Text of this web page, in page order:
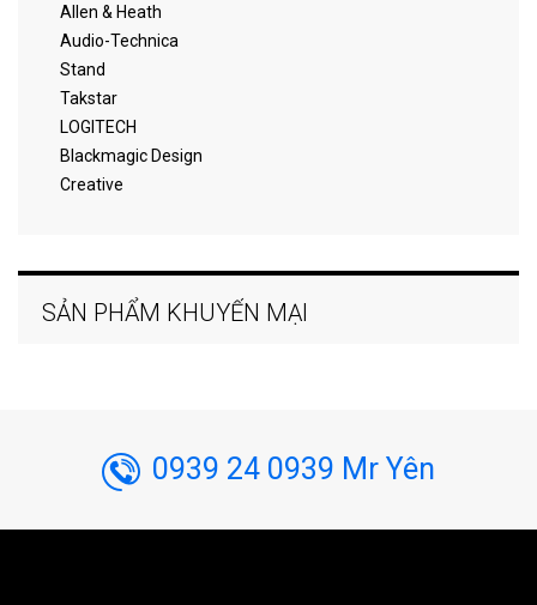
Allen & Heath
Audio-Technica
Stand
Takstar
LOGITECH
Blackmagic Design
Creative
SẢN PHẨM KHUYẾN MẠI
0939 24 0939 Mr Yên